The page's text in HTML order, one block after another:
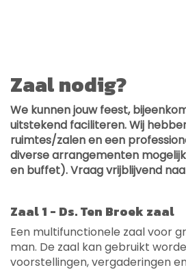
Zaal nodig?
We kunnen jouw feest,
uitstekend faciliteren. Wij
ruimtes/zalen en een
diverse arrangementen
en buffet). Vraag vrijblijvend
Zaal 1 - Ds. Ten Broek zaal
Een multifunctionele zaal voor
man. De zaal kan gebruikt
voorstellingen, vergaderingen